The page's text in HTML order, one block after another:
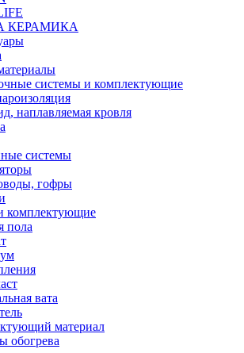
КЕРАМИКА
системы и комплектующие
наплавляемая кровля
системы
гофры
комплектующие
пола
вата
материал
обогрева